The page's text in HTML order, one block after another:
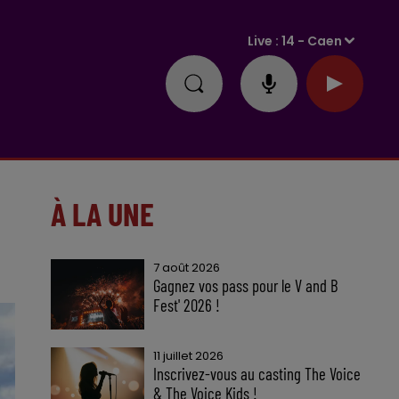
Live :14 - Caen
À LA UNE
7 août 2026
Gagnez vos pass pour le V and B
Fest' 2026 !
11 juillet 2026
Inscrivez-vous au casting The Voice
& The Voice Kids !